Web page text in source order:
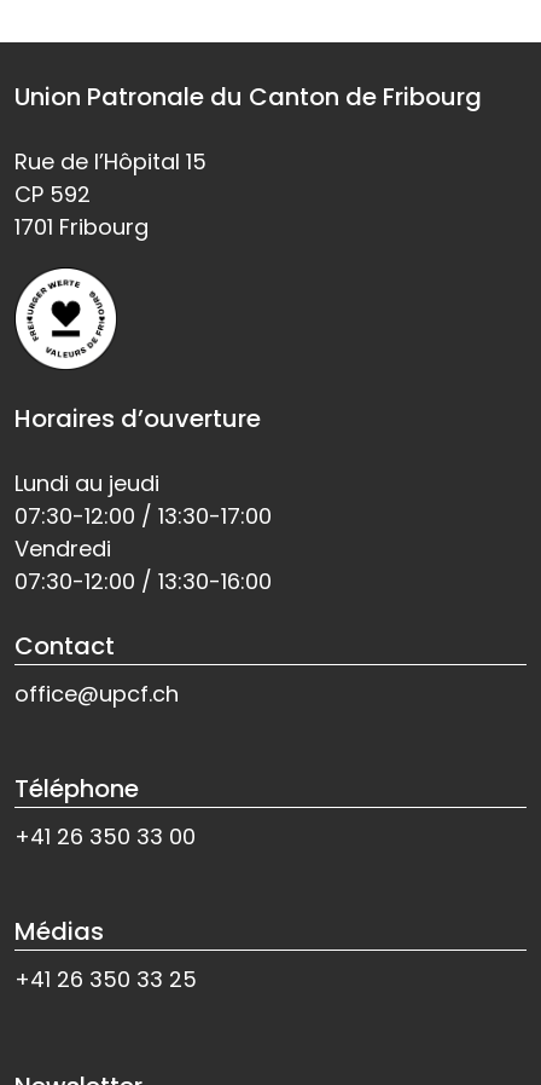
Union Patronale du Canton de Fribourg
Rue de l’Hôpital 15
CP 592
1701 Fribourg
Horaires d’ouverture
Lundi au jeudi
07:30-12:00 / 13:30-17:00
Vendredi
07:30-12:00 / 13:30-16:00
Contact
office@upcf.ch
Téléphone
+41 26 350 33 00
Médias
+41 26 350 33 25